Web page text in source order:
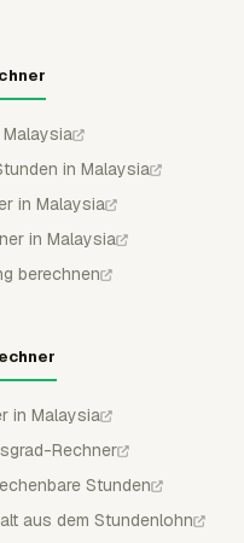
in Malaysia
in Malaysia
in Malaysia
berechnen
in Malaysia
Rechner
Stunden
aus dem Stundenlohn